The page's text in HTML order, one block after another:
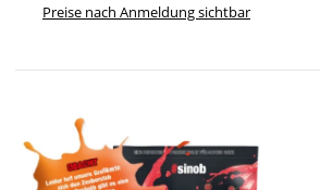
Preise nach Anmeldung sichtbar